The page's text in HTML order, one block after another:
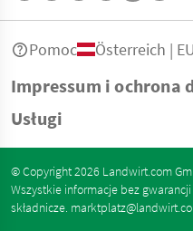
Impressum i ochrona
Usługi
Pomoc Österreich |
© Copyright 2026 Landwirt.com
Wszystkie informacje bez
składnicze.